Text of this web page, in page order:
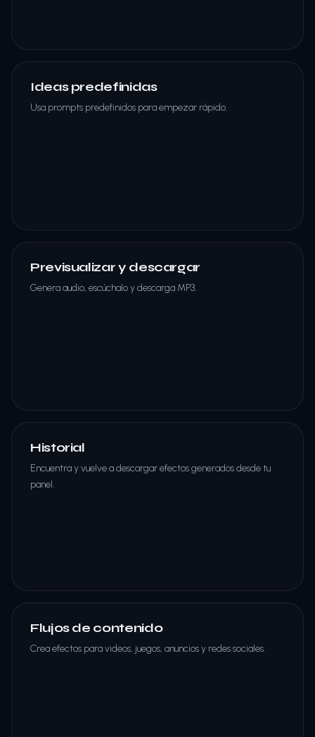
Ideas predefinidas
Usa prompts predefinidos para empezar rápido.
Previsualizar y descargar
Genera audio, escúchalo y descarga MP3.
Historial
Encuentra y vuelve a descargar efectos generados desde tu
panel.
Flujos de contenido
Crea efectos para videos, juegos, anuncios y redes sociales.